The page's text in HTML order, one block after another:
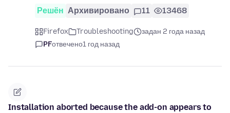
Решён Архивировано 11 13468
Firefox Troubleshooting
задан 2 года назад
PFотвечено1 год назад
Installation aborted because the add-on appears to